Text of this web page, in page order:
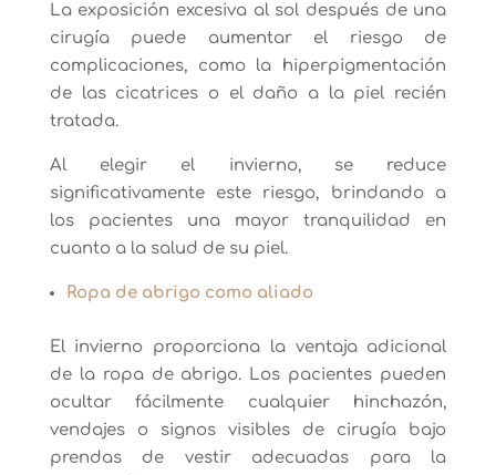
La exposición excesiva al sol después de una
cirugía puede aumentar el riesgo de
complicaciones, como la hiperpigmentación
de las cicatrices o el daño a la piel recién
tratada.
Al elegir el invierno, se reduce
significativamente este riesgo, brindando a
los pacientes una mayor tranquilidad en
cuanto a la salud de su piel.
Ropa de abrigo como aliado
El invierno proporciona la ventaja adicional
de la ropa de abrigo. Los pacientes pueden
ocultar fácilmente cualquier hinchazón,
vendajes o signos visibles de cirugía bajo
prendas de vestir adecuadas para la